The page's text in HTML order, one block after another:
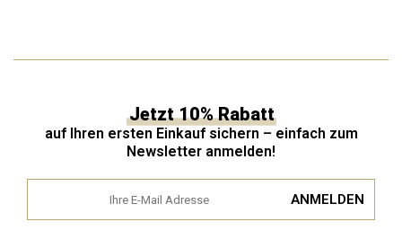
Jetzt 10% Rabatt
auf Ihren ersten Einkauf sichern – einfach zum
Newsletter anmelden!